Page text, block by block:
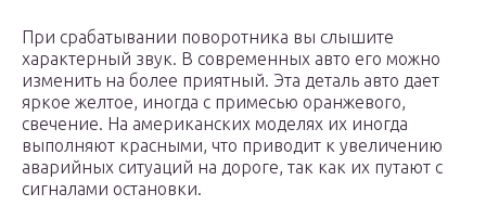
При срабатывании поворотника вы слышите
характерный звук. В современных авто его можно
изменить на более приятный. Эта деталь авто дает
яркое желтое, иногда с примесью оранжевого,
свечение. На американских моделях их иногда
выполняют красными, что приводит к увеличению
аварийных ситуаций на дороге, так как их путают с
сигналами остановки.